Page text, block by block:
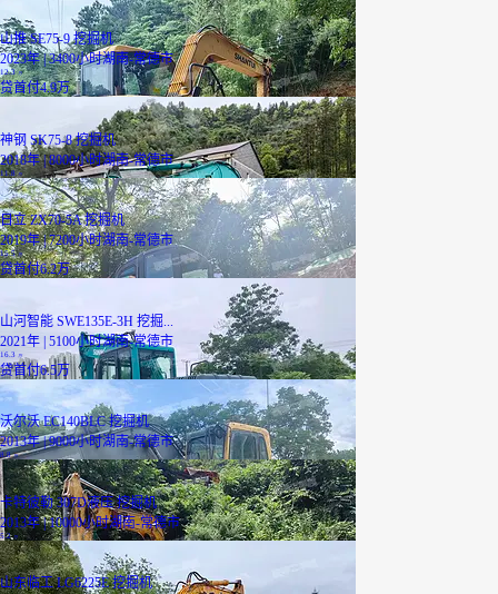
山推 SE75-9 挖掘机
2023年 | 3400小时湖南-常德市
12.3万
贷首付4.9万
神钢 SK75-8 挖掘机
2018年 | 8000小时湖南-常德市
11.8万
日立 ZX70-5A 挖掘机
2019年 | 7200小时湖南-常德市
15.5 万
贷首付6.2万
山河智能 SWE135E-3H 挖掘...
2021年 | 5100小时湖南-常德市
16.3 万
贷首付6.5万
沃尔沃 EC140BLC 挖掘机
2013年 | 9000小时湖南-常德市
8.8万
卡特彼勒 307D液压 挖掘机
2013年 | 10000小时湖南-常德市
5.2
山东临工 LG6225E 挖掘机